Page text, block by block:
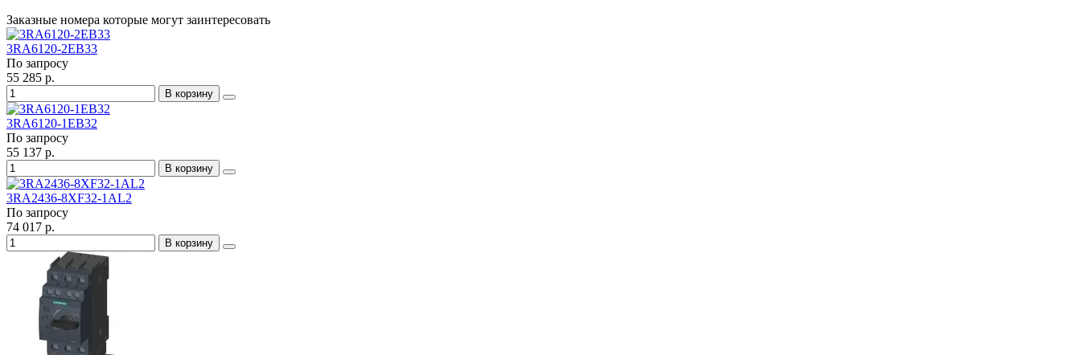
Заказные номера которые могут заинтересовать
3RA6120-2EB33
По запросу
55 285 р.
В корзину
3RA6120-1EB32
По запросу
55 137 р.
В корзину
3RA2436-8XF32-1AL2
По запросу
74 017 р.
В корзину